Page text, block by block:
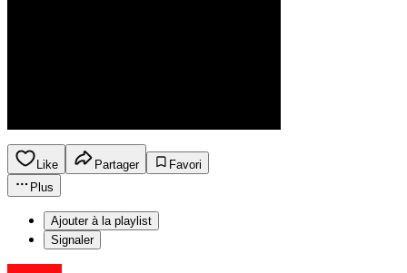
Like Partager
Favori
Plus
Ajouter à la playlist
Signaler